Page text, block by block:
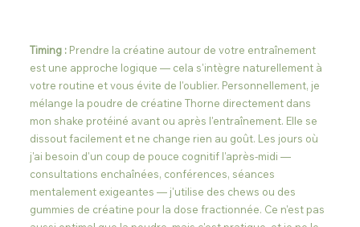
Timing : Prendre la créatine autour de votre entraînement
est une approche logique — cela s'intègre naturellement à
votre routine et vous évite de l'oublier. Personnellement, je
mélange la poudre de créatine Thorne directement dans
mon shake protéiné avant ou après l'entraînement. Elle se
dissout facilement et ne change rien au goût. Les jours où
j'ai besoin d'un coup de pouce cognitif l'après-midi —
consultations enchaînées, conférences, séances
mentalement exigeantes — j'utilise des chews ou des
gummies de créatine pour la dose fractionnée. Ce n'est pas